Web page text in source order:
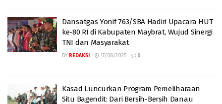
Dansatgas Yonif 763/SBA Hadiri Upacara HUT
ke-80 RI di Kabupaten Maybrat, Wujud Sinergi
TNI dan Masyarakat
BY REDAKSI 17/08/2025 0
Kasad Luncurkan Program Pemeliharaan
Situ Bagendit: Dari Bersih-Bersih Danau